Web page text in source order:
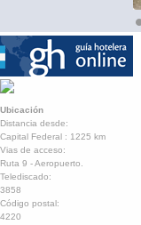
Ubicación
Distancia desde:
Capital Federal : 1225 km
Vias de acceso:
Ruta 9 - Aeropuerto.
Telediscado:
3858
Código postal:
4220